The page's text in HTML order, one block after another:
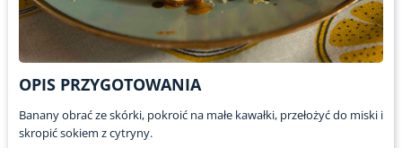
OPIS PRZYGOTOWANIA
Banany obrać ze skórki, pokroić na małe kawałki, przełożyć do miski i
skropić sokiem z cytryny.